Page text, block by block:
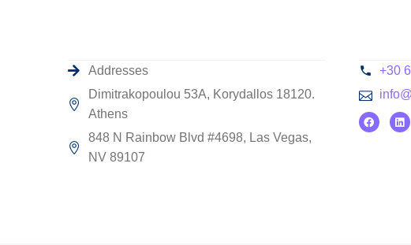
Addresses
Dimitrakopoulou 53A, Korydallos 18120.
Athens
848 N Rainbow Blvd #4698, Las Vegas,
NV 89107
+30